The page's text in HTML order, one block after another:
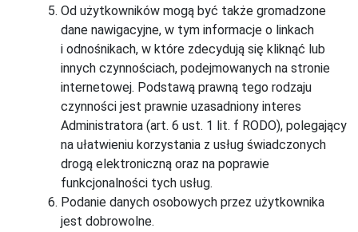
Od użytkowników mogą być także gromadzone
dane nawigacyjne, w tym informacje o linkach
i odnośnikach, w które zdecydują się kliknąć lub
innych czynnościach, podejmowanych na stronie
internetowej. Podstawą prawną tego rodzaju
czynności jest prawnie uzasadniony interes
Administratora (art. 6 ust. 1 lit. f RODO), polegający
na ułatwieniu korzystania z usług świadczonych
drogą elektroniczną oraz na poprawie
funkcjonalności tych usług.
Podanie danych osobowych przez użytkownika
jest dobrowolne.